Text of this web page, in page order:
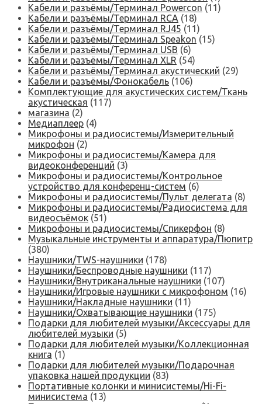
Кабели и разъёмы/Терминал Powercon (11)
Кабели и разъёмы/Терминал RCA (18)
Кабели и разъёмы/Терминал RJ45 (11)
Кабели и разъёмы/Терминал Speakon (15)
Кабели и разъёмы/Терминал USB (6)
Кабели и разъёмы/Терминал XLR (54)
Кабели и разъёмы/Терминал акустический (29)
Кабели и разъёмы/Фонокабель (106)
Комплектующие для акустических систем/Ткань
акустическая (117)
магазина (2)
Медиаплеер (4)
Микрофоны и радиосистемы/Измерительный
микрофон (2)
Микрофоны и радиосистемы/Камера для
видеоконференций (3)
Микрофоны и радиосистемы/Контрольное
устройство для конференц-систем (6)
Микрофоны и радиосистемы/Пульт делегата (8)
Микрофоны и радиосистемы/Радиосистема для
видеосъёмок (51)
Микрофоны и радиосистемы/Спикерфон (8)
Музыкальные инструменты и аппаратура/Пюпитр
(380)
Наушники/TWS-наушники (178)
Наушники/Беспроводные наушники (117)
Наушники/Внутриканальные наушники (107)
Наушники/Игровые наушники с микрофоном (16)
Наушники/Накладные наушники (11)
Наушники/Охватывающие наушники (175)
Подарки для любителей музыки/Аксессуары для
любителей музыки (5)
Подарки для любителей музыки/Коллекционная
книга (1)
Подарки для любителей музыки/Подарочная
упаковка нашей продукции (83)
Портативные колонки и минисистемы/Hi-Fi-
минисистема (13)